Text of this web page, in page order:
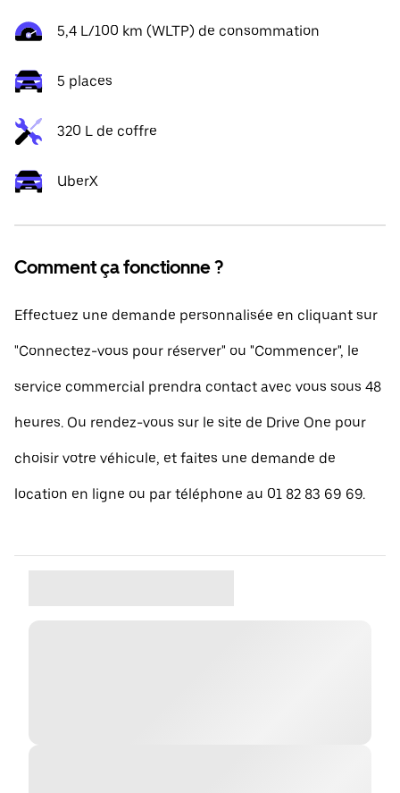
5,4 L/100 km (WLTP) de consommation
5 places
320 L de coffre
UberX
Comment ça fonctionne ?
Effectuez une demande personnalisée en cliquant sur
"Connectez-vous pour réserver" ou "Commencer", le
service commercial prendra contact avec vous sous 48
heures. Ou rendez-vous sur le site de Drive One pour
choisir votre véhicule, et faites une demande de
location en ligne ou par téléphone au 01 82 83 69 69.